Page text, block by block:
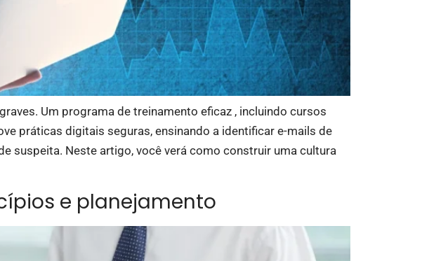
Um programa de treinamento eficaz , incluindo cursos
práticas digitais seguras, ensinando a identificar e-mails de
suspeita. Neste artigo, você verá como construir uma cultura
e planejamento